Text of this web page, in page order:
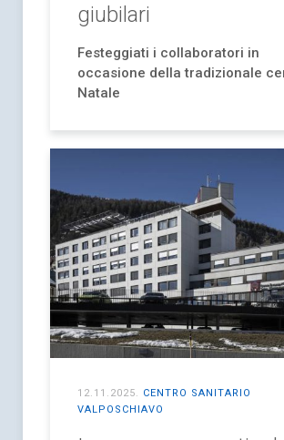
giubilari
Festeggiati i collaboratori in
occasione della tradizionale
Natale
12.11.2025. CENTRO SANITARIO
VALPOSCHIAVO